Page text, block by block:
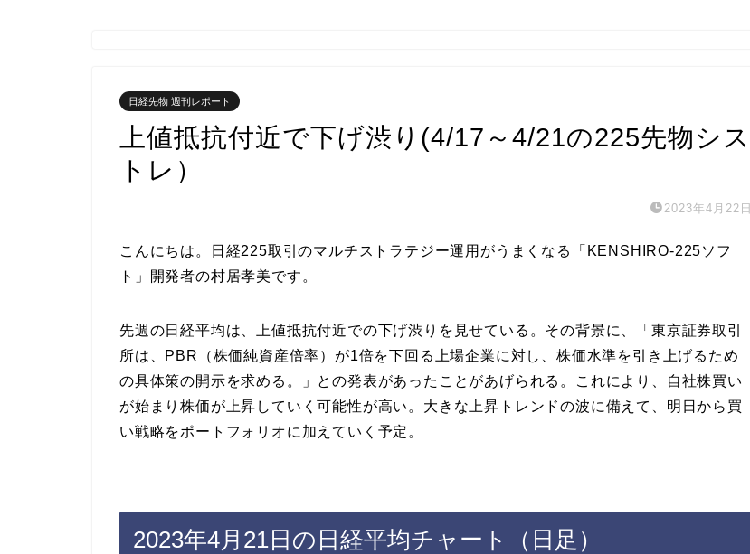
日経先物 週刊レポート
上値抵抗付近で下げ渋り(4/17～4/21の225先物シス
トレ）
2023年4月22日
こんにちは。日経225取引のマルチストラテジー運用がうまくなる「KENSHIRO‐225ソフ
ト」開発者の村居孝美です。
先週の日経平均は、上値抵抗付近での下げ渋りを見せている。その背景に、「東京証券取引
所は、PBR（株価純資産倍率）が1倍を下回る上場企業に対し、株価水準を引き上げるため
の具体策の開示を求める。」との発表があったことがあげられる。これにより、自社株買い
が始まり株価が上昇していく可能性が高い。大きな上昇トレンドの波に備えて、明日から買
い戦略をポートフォリオに加えていく予定。
2023年4月21日の日経平均チャート（日足）